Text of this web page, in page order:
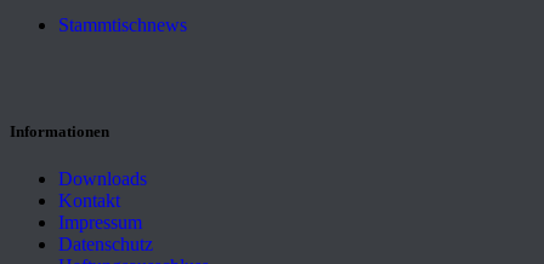
Stammtischnews
Informationen
Downloads
Kontakt
Impressum
Datenschutz